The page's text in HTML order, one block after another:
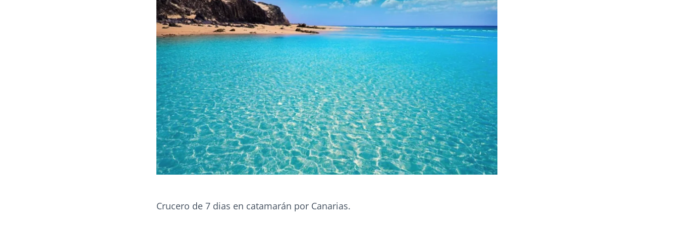
Crucero de 7 dias en catamarán por Canarias.